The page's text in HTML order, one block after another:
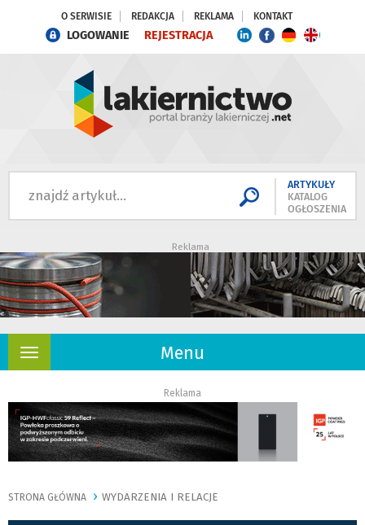
O SERWISIE REDAKCJA REKLAMA KONTAKT
LOGOWANIE REJESTRACJA
ARTYKUŁY
KATALOG
OGŁOSZENIA
Reklama
Menu
Rozwiń
Reklama
STRONA GŁÓWNA WYDARZENIA I RELACJE